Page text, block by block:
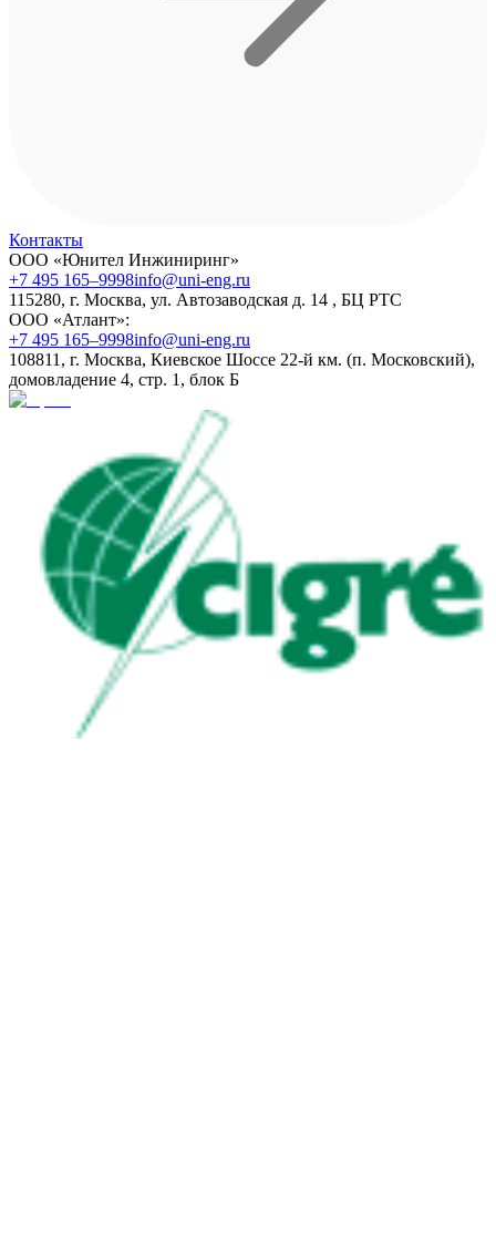
Контакты
ООО «Юнител Инжиниринг»
+7 495 165–9998info@uni-eng.ru
115280, г. Москва, ул. Автозаводская д. 14 , БЦ РТС
ООО «Атлант»:
+7 495 165–9998info@uni-eng.ru
108811, г. Москва, Киевское Шоссе 22-й км. (п. Московский),
домовладение 4, стр. 1, блок Б